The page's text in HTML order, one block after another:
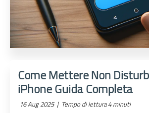
Come Mettere Non
iPhone Guida Completa
16 Aug 2025 | Tempo di lettura 4 minuti